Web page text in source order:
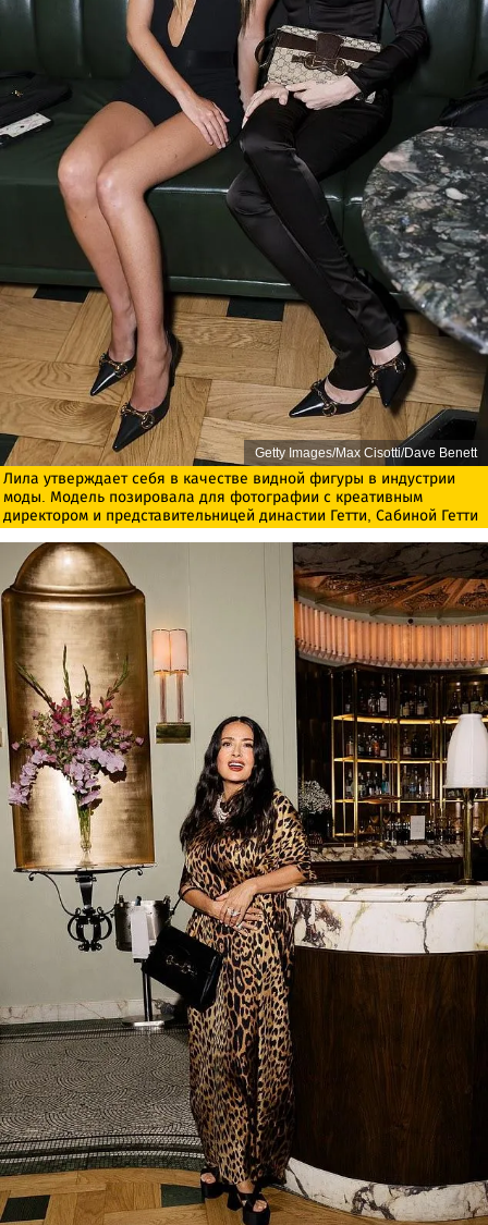
Getty Images/Max Cisotti/Dave Benett
Лила утверждает себя в качестве видной фигуры в индустрии
моды. Модель позировала для фотографии с креативным
директором и представительницей династии Гетти, Сабиной Гетти